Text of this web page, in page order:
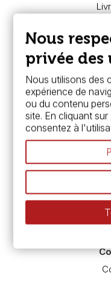
Carte
Chèque
Devis
Pass
Nos
Le
Différence
Préparer une toile
Nous
privée des
Nous utilisons des
expérience de
ou du contenu
site. En cliquant
consentez à